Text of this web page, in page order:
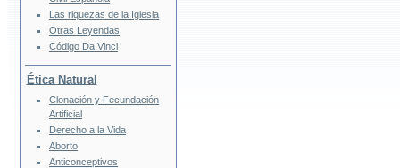
Las riquezas de la Iglesia
Otras Leyendas
Código Da Vinci
Ética Natural
Clonación y Fecundación
Artificial
Derecho a la Vida
Aborto
Anticonceptivos